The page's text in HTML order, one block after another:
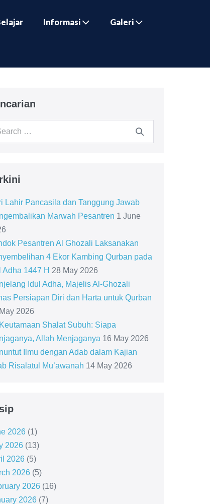
Informasi Galeri
Lahir Pancasila dan Tanggung Jawab
Marwah Pesantren 1 June
Pesantren Al Ghozali Laksanakan
4 Ekor Kambing Qurban pada
Adha 1447 H 28 May 2026
Idul Adha, Majelis Al-Ghozali
Persiapan Diri dan Harta untuk Qurban
2026
Keutamaan Shalat Subuh: Siapa
Allah Menjaganya 16 May 2026
Ilmu dengan Adab dalam Kajian
Risalatul Mu’awanah 14 May 2026
2026(1)
2026(13)
2026(5)
2026(5)
2026(16)
2026(7)